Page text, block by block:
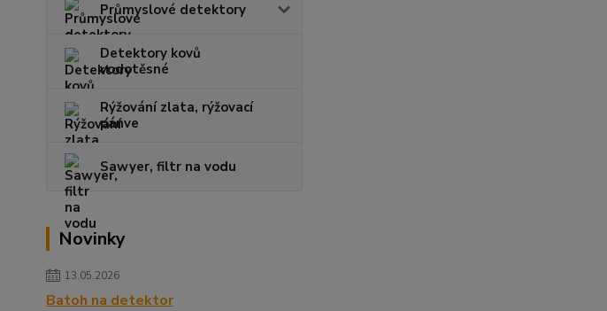
Průmyslové detektory
Detektory kovů
vodotěsné
Rýžování zlata, rýžovací
pánve
Sawyer, filtr na vodu
Novinky
13.05.2026
Batoh na detektor